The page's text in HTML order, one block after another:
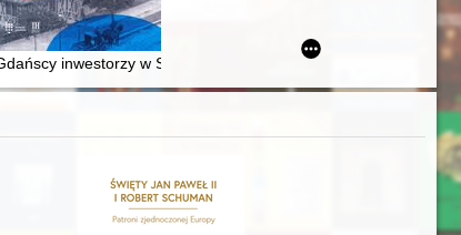
od średniowiecza do dziś
inwestorzy w Sopocie : prestiż finansowy i towarzyski